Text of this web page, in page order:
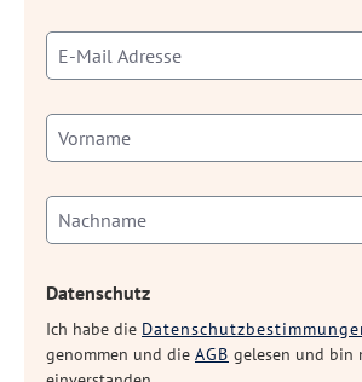
Datenschutz
Ich habe die
genommen und die AGB gelesen und bin